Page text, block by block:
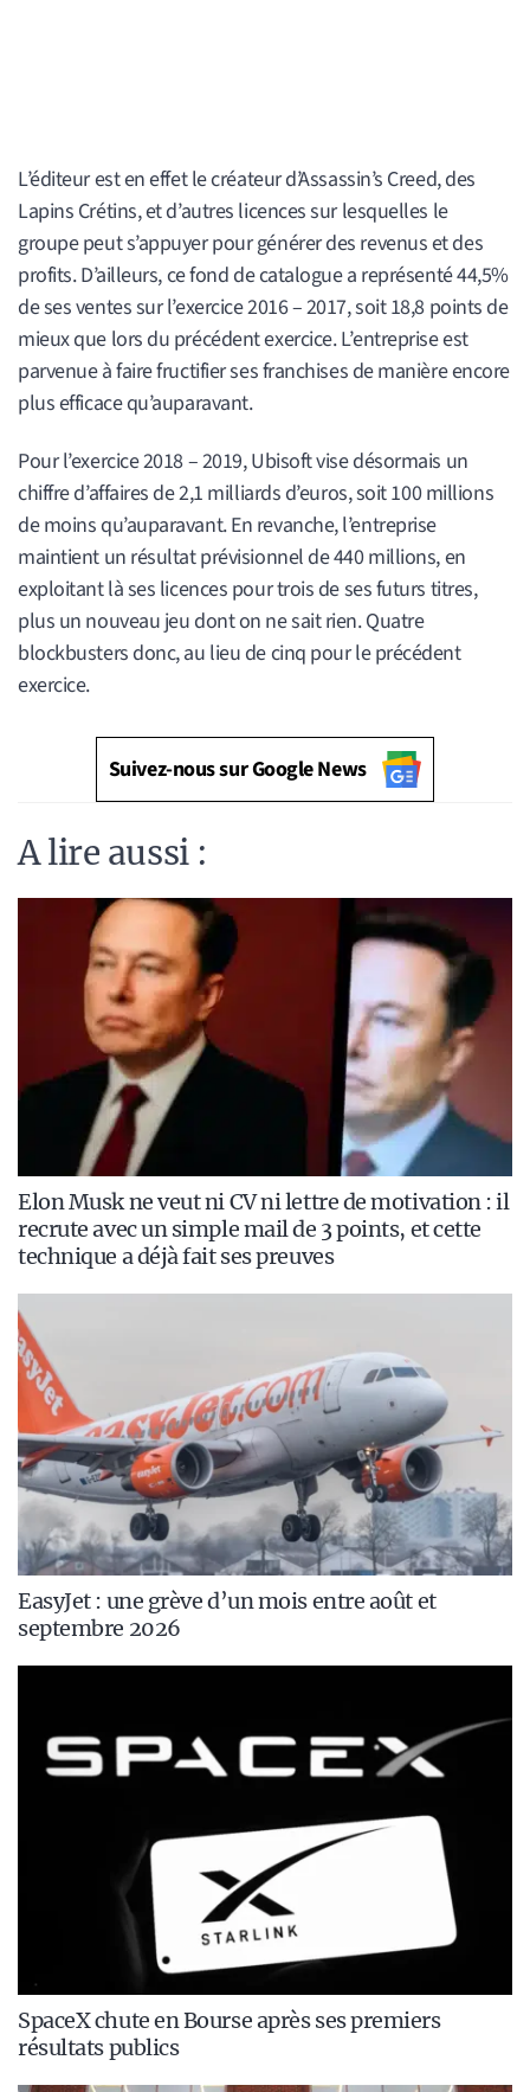
L’éditeur est en effet le créateur d’Assassin’s Creed, des
Lapins Crétins, et d’autres licences sur lesquelles le
groupe peut s’appuyer pour générer des revenus et des
profits. D’ailleurs, ce fond de catalogue a représenté 44,5%
de ses ventes sur l’exercice 2016 – 2017, soit 18,8 points de
mieux que lors du précédent exercice. L’entreprise est
parvenue à faire fructifier ses franchises de manière encore
plus efficace qu’auparavant.
Pour l’exercice 2018 – 2019, Ubisoft vise désormais un
chiffre d’affaires de 2,1 milliards d’euros, soit 100 millions
de moins qu’auparavant. En revanche, l’entreprise
maintient un résultat prévisionnel de 440 millions, en
exploitant là ses licences pour trois de ses futurs titres,
plus un nouveau jeu dont on ne sait rien. Quatre
blockbusters donc, au lieu de cinq pour le précédent
exercice.
Suivez-nous sur Google News
A lire aussi :
Elon Musk ne veut ni CV ni lettre de motivation : il
recrute avec un simple mail de 3 points, et cette
technique a déjà fait ses preuves
EasyJet : une grève d’un mois entre août et
septembre 2026
SpaceX chute en Bourse après ses premiers
résultats publics